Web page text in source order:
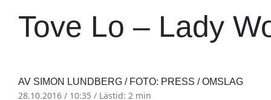
Tove Lo – Lady
AV SIMON LUNDBERG / FOTO: PRESS / OMSLAG
28.10.2016 / 10:35 / Lästid: 2 min